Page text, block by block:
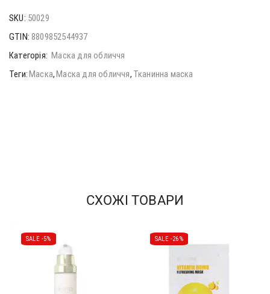
SKU: 50029
GTIN: 8809852544937
Категорія: Маска для обличчя
Теги:Маска,Маска для обличчя, Тканинна маска
СХОЖІ ТОВАРИ
SALE -5% SALE -26%